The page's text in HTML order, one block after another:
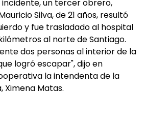
incidente, un tercer obrero,
Silva, de 21 años, resultó
y fue trasladado al hospital
al norte de Santiago.
dos personas al interior de la
logró escapar", dijo en
la intendenta de la
Ximena Matas.